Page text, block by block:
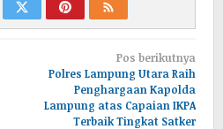
Pos berikutnya
Polres Lampung Utara Raih
Penghargaan Kapolda
Lampung atas Capaian IKPA
Terbaik Tingkat Satker